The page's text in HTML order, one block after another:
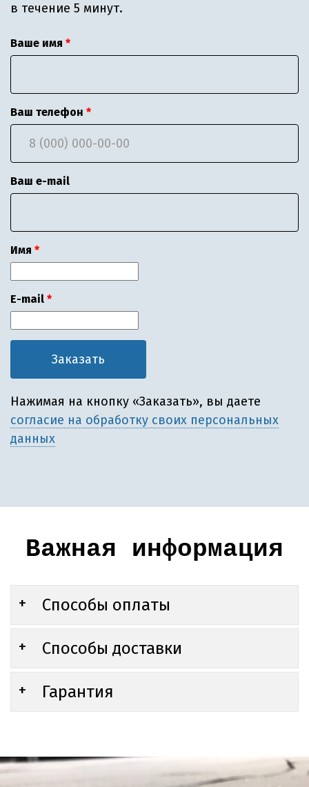
в течение 5 минут.
Ваше имя
Ваш телефон
Ваш e-mail
Имя
E-mail
Нажимая на кнопку «Заказать», вы даете
согласие на обработку своих персональных
данных
Важная информация
Способы оплаты
Способы доставки
Гарантия